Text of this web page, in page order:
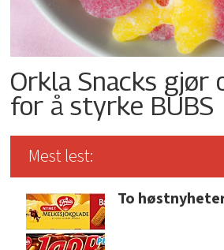
Orkla Snacks gjør
for å styrke BUBS
Mest lest:
To